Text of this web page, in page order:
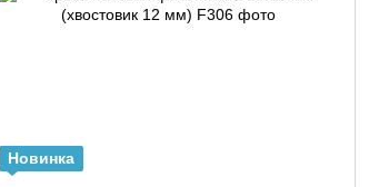
Новинка